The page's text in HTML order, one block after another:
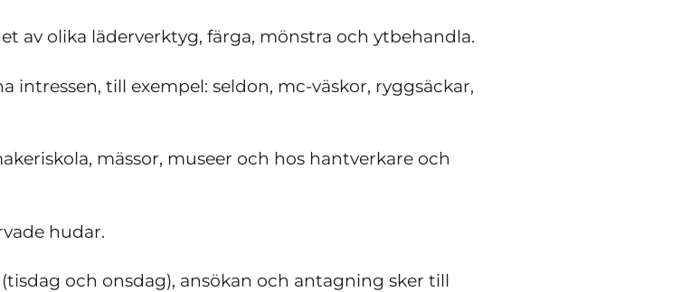
av olika läderverktyg, färga, mönstra och ytbehandla.
till exempel: seldon, mc-väskor, ryggsäckar,
mässor, museer och hos hantverkare och
hudar.
och onsdag), ansökan och antagning sker till